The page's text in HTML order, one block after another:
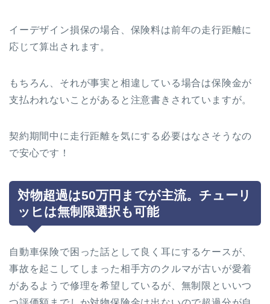
イーデザイン損保の場合、保険料は前年の走行距離に
応じて算出されます。
もちろん、それが事実と相違している場合は保険金が
支払われないことがあると注意書きされていますが。
契約期間中に走行距離を気にする必要はなさそうなの
で安心です！
対物超過は50万円までが主流。チューリ
ッヒは無制限選択も可能
自動車保険で困った話として良く耳にするケースが、
事故を起こしてしまった相手方のクルマが古いが愛着
があるようで修理を希望しているが、無制限といいつ